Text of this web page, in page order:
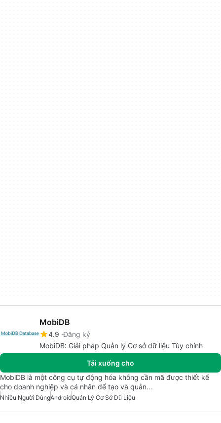
MobiDB
4.9 Đăng ký
MobiDB: Giải pháp Quản lý Cơ sở dữ liệu Tùy chỉnh
Tải xuống cho
MobiDB là một công cụ tự động hóa không cần mã được thiết kế
cho doanh nghiệp và cá nhân để tạo và quản…
Nhiều Người DùngAndroidQuản Lý Cơ Sở Dữ Liệu